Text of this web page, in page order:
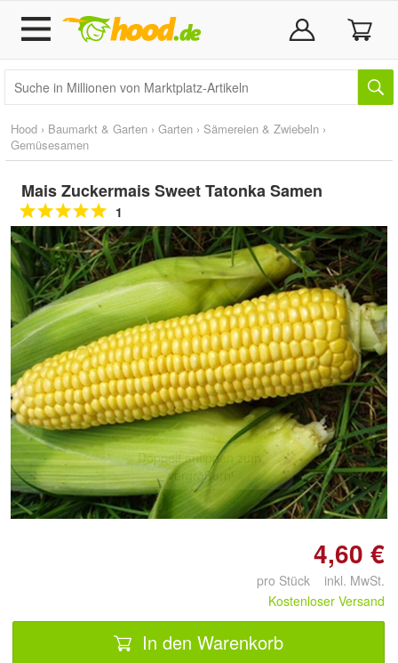
Hood › Baumarkt & Garten › Garten › Sämereien & Zwiebeln ›
Gemüsesamen
Mais Zuckermais Sweet Tatonka Samen
1
Doppelt antippen zum
vergrößern
4,60 €
pro Stück inkl. MwSt.
Kostenloser Versand
In den Warenkorb